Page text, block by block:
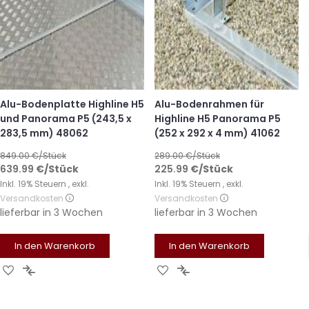
Alu-Bodenplatte Highline H5
und Panorama P5 (243,5 x
283,5 mm) 48062
849.00€/Stück
639.99 €/Stück
Inkl. 19% Steuern , exkl.
Versandkosten
lieferbar in 3 Wochen
In den Warenkorb
Zur Zur
Alu-Bodenrahmen für
Highline H5 Panorama P5
(252 x 292 x 4 mm) 41062
289.00€/Stück
225.99 €/Stück
Inkl. 19% Steuern , exkl.
Versandkosten
lieferbar in 3 Wochen
In den Warenkorb
Zur Zur